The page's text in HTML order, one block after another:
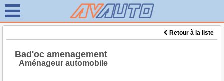
Retour à la liste
Bad'oc amenagement
Aménageur automobile